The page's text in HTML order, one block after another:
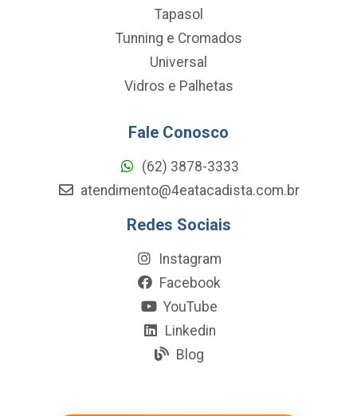
Tapasol
Tunning e Cromados
Universal
Vidros e Palhetas
Fale Conosco
(62) 3878-3333
atendimento@4eatacadista.com.br
Redes Sociais
Instagram
Facebook
YouTube
Linkedin
Blog